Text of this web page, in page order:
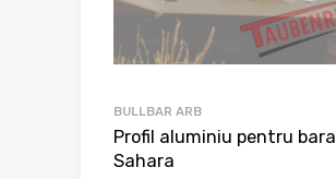
BULLBAR ARB
Profil aluminiu pentru bara
Sahara